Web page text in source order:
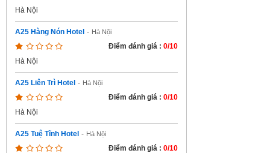
Hà Nội
A25 Hàng Nón Hotel - Hà Nội
Điểm đánh giá : 0/10
Hà Nội
A25 Liên Trì Hotel - Hà Nội
Điểm đánh giá : 0/10
Hà Nội
A25 Tuệ Tĩnh Hotel - Hà Nội
Điểm đánh giá : 0/10